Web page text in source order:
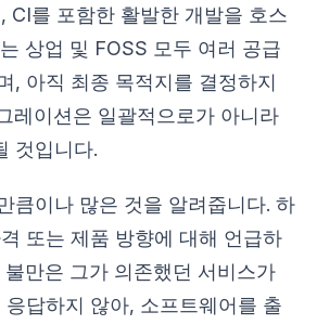
CI를 포함한 활발한 개발을 호스
상업 및 FOSS 모두 여러 공급
, 아직 최종 목적지를 결정하지
레이션은 일괄적으로가 아니라
것입니다.
큼이나 많은 것을 알려줍니다. 하
또는 제품 방향에 대해 언급하
만은 그가 의존했던 서비스가
답하지 않아, 소프트웨어를 출